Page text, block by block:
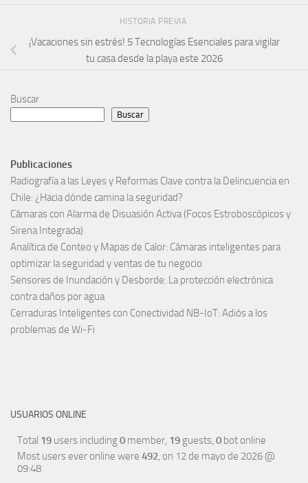
HISTORIA PREVIA
¡Vacaciones sin estrés! 5 Tecnologías Esenciales para vigilar
tu casa desde la playa este 2026
Buscar
Buscar
Publicaciones
Radiografía a las Leyes y Reformas Clave contra la Delincuencia en
Chile: ¿Hacia dónde camina la seguridad?
Cámaras con Alarma de Disuasión Activa (Focos Estroboscópicos y
Sirena Integrada)
Analítica de Conteo y Mapas de Calor: Cámaras inteligentes para
optimizar la seguridad y ventas de tu negocio
Sensores de Inundación y Desborde: La protección electrónica
contra daños por agua
Cerraduras Inteligentes con Conectividad NB-IoT: Adiós a los
problemas de Wi-Fi
USUARIOS ONLINE
Total 19 users including0 member, 19 guests, 0 bot online
Most users ever online were 492, on 12 de mayo de 2026 @
09:48